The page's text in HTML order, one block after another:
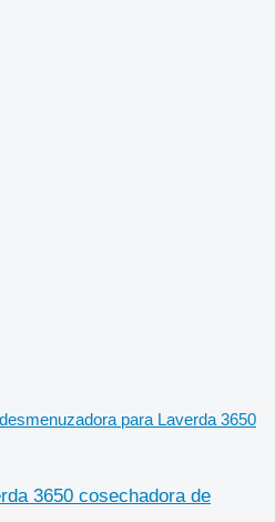
desmenuzadora para Laverda 3650
3650 cosechadora de